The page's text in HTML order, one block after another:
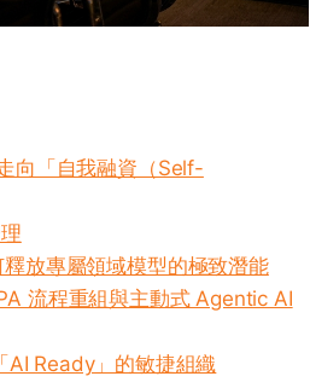
向「自我融資（Self-
放專屬領域模型的極致潛能
流程重組與主動式 Agentic AI
AI Ready」的敏捷組織